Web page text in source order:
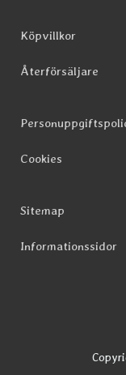
Köpvillkor
Återförsäljare
Cookies
Sitemap
Informationssidor